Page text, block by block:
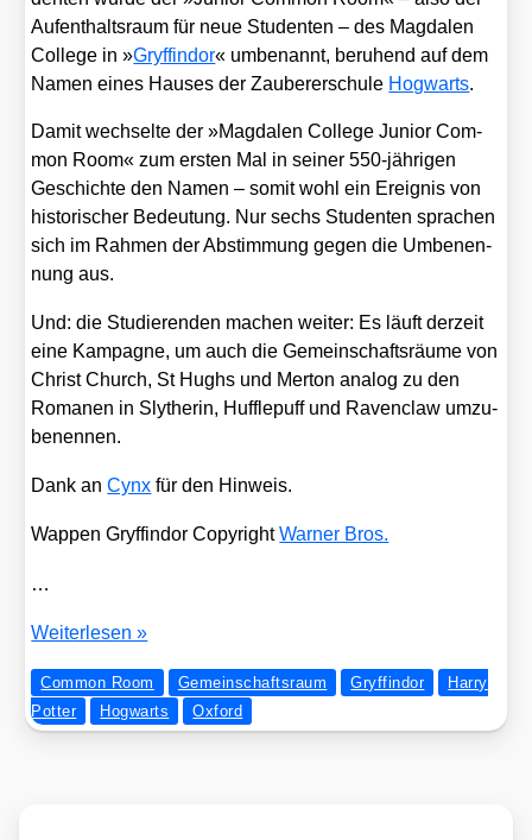
Auf­ent­halts­raum für neue Stu­den­ten – des Mag­da­len
Col­lege in »Gryffin­dor« umbe­nannt, beru­hend auf dem
Namen eines Hau­ses der Zau­be­rer­schu­le Hog­warts.
Damit wech­sel­te der »Mag­da­len Col­lege Juni­or Com­
mon Room« zum ers­ten Mal in sei­ner 550-jäh­ri­gen
Geschich­te den Namen – somit wohl ein Ereig­nis von
his­to­ri­scher Bedeu­tung. Nur sechs Stu­den­ten spra­chen
sich im Rah­men der Abstim­mung gegen die Umbe­nen­
nung aus.
Und: die Stu­die­ren­den machen wei­ter: Es läuft der­zeit
eine Kam­pa­gne, um auch die Gemein­schafts­räu­me von
Christ Church, St Hughs und Mer­ton ana­log zu den
Roma­nen in Sly­the­rin, Huf­fle­puff und Raven­claw umzu­
be­nen­nen.
Dank anCynx für den Hin­weis.
Wap­pen Gryffin­dor Copy­rightWar­ner Bros.
…
Oxford
Gryffin­
dor
Wei­ter­le­sen »
Common Room Gemeinschaftsraum Gryffindor
Harry
Potter
Hogwarts Oxford